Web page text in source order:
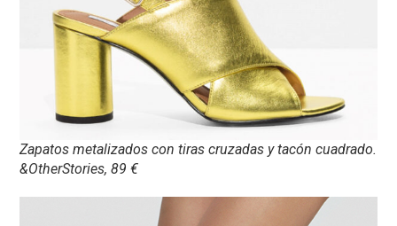
Zapatos metalizados con tiras cruzadas y tacón cuadrado.
&OtherStories, 89 €